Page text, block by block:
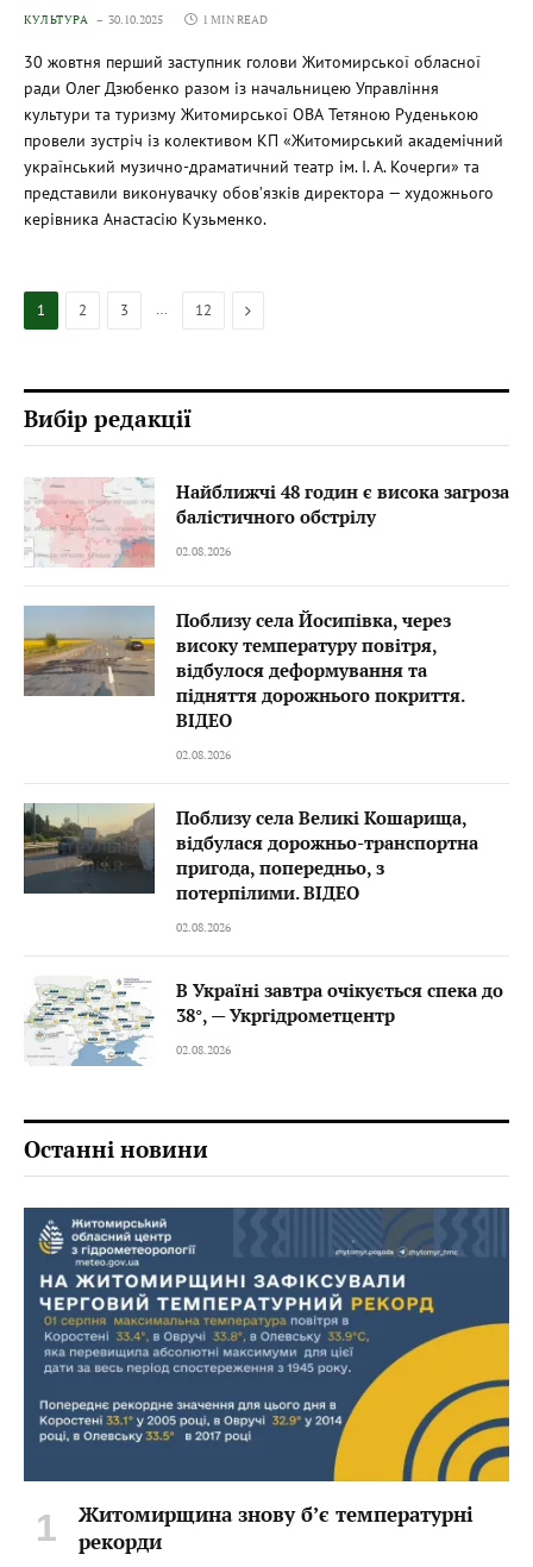
КУЛЬТУРА 30.10.2025 1 MIN READ
30 жовтня перший заступник голови Житомирської обласної
ради Олег Дзюбенко разом із начальницею Управління
культури та туризму Житомирської ОВА Тетяною Руденькою
провели зустріч із колективом КП «Житомирський академічний
український музично-драматичний театр ім. І. А. Кочерги» та
представили виконувачку обов’язків директора — художнього
керівника Анастасію Кузьменко.
1 2 3 … 12 Next
Вибір редакції
Найближчі 48 годин є висока загроза
балістичного обстрілу
02.08.2026
Поблизу села Йосипівка, через
високу температуру повітря,
відбулося деформування та
підняття дорожнього покриття.
ВІДЕО
02.08.2026
Поблизу села Великі Кошарища,
відбулася дорожньо-транспортна
пригода, попередньо, з
потерпілими. ВІДЕО
02.08.2026
В Україні завтра очікується спека до
38°, — Укргідрометцентр
02.08.2026
Останні новини
Житомирщина знову б’є температурні
рекорди